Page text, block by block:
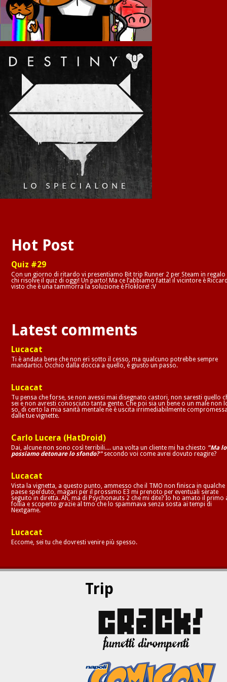
Hot Post
Quiz #29
Con un giorno di ritardo vi presentiamo Bit trip Runner 2 per Steam in regalo
chi risolve il quiz di oggi! Un parto! Ma ce l’abbiamo fatta! il vicintore è
visto che è una tammorra la soluzione è Floklore! :V
Latest comments
Lucacat
Ti è andata bene che non eri sotto il cesso, ma qualcuno potrebbe sempre
mandartici. Occhio dalla doccia a quello, è giusto un passo.
Lucacat
Tu pensa che forse, se non avessi mai disegnato castori, non saresti quello
sei e non avresti conosciuto tanta gente. Che poi sia un bene o un male non
so, di certo la mia sanità mentale ne è uscita irrimediabilmente
dalle tue vignette.
Carlo Lucera (HatDroid)
Dai, alcune non sono così terribili.... una volta un cliente mi ha chiesto "Ma lo
possiamo detonare lo sfondo?"secondo voi come avrei dovuto reagire?
Lucacat
Vista la vignetta, a questo punto, ammesso che il TMO non finisca in qualche
paese sperduto, magari per il prossimo E3 mi prenoto per eventuali serate
seguito in diretta. Ah, ma di Psychonauts 2 che mi dite? Io ho amato il primo
follia e scoperto grazie al tmo che lo spammava senza sosta ai tempi di
Nextgame.
Lucacat
Eccome, sei tu che dovresti venire più spesso.
Trip